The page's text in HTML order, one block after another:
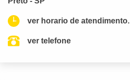
ver horario de atendimento.
ver telefone